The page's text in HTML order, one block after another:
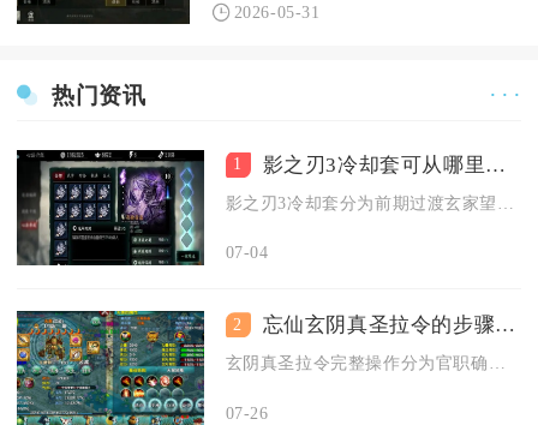
2026-05-31
热门资讯 · · ·
1 影之刃3冷却套可从哪里获得
07-04
2 忘仙玄阴真圣拉令的步骤是什么
玄阴真圣拉令完整操作分为官职确认、NPC对话发布、全员拉令通...
07-26